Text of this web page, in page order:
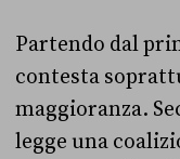
Partendo dal
contesta
maggioranza.
legge una